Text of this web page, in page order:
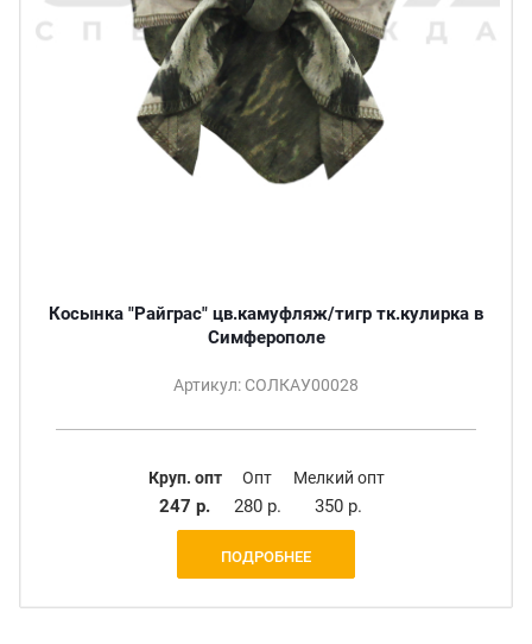
Косынка "Райграс" цв.камуфляж/тигр тк.кулирка в
Симферополе
Артикул: СОЛКАУ00028
Круп. опт
247 р.
Опт
280 р.
Мелкий опт
350 р.
ПОДРОБНЕЕ